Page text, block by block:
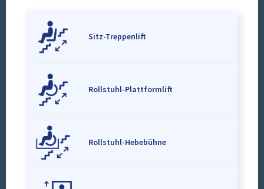
Sitz-Treppenlift
Rollstuhl-Plattformlift
Rollstuhl-Hebebühne